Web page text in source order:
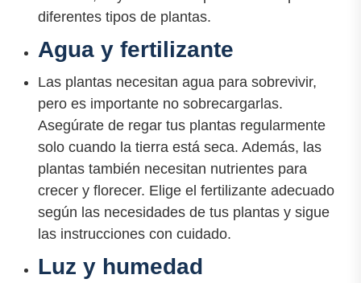
diferentes tipos de plantas.
Agua y fertilizante
Las plantas necesitan agua para sobrevivir,
pero es importante no sobrecargarlas.
Asegúrate de regar tus plantas regularmente
solo cuando la tierra está seca. Además, las
plantas también necesitan nutrientes para
crecer y florecer. Elige el fertilizante adecuado
según las necesidades de tus plantas y sigue
las instrucciones con cuidado.
Luz y humedad